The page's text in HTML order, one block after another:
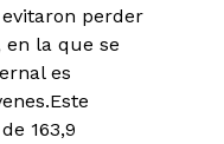
perder
en la que se
es
163,9